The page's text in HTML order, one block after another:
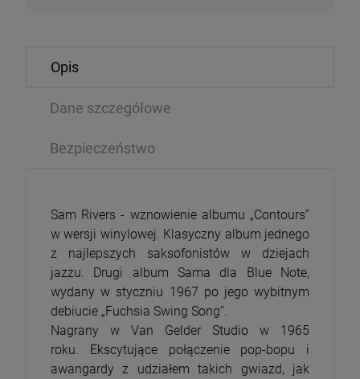
zł 168,99 zł
Opis
Dane szczegółowe
Bezpieczeństwo
Sam Rivers - wznowienie albumu „Contours”
w wersji winylowej. Klasyczny album jednego
z najlepszych saksofonistów w dziejach
jazzu. Drugi album Sama dla Blue Note,
wydany w styczniu 1967 po jego wybitnym
debiucie „Fuchsia Swing Song”.
Nagrany w Van Gelder Studio w 1965
roku. Ekscytujące połączenie pop-bopu i
awangardy z udziałem takich gwiazd, jak